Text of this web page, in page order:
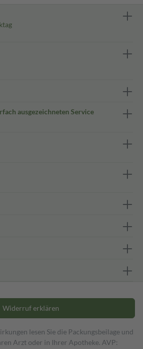
ausgezeichneten Service
Widerruf erklären
lesen Sie die Packungsbeilage und
Arzt oder in Ihrer Apotheke. AVP: